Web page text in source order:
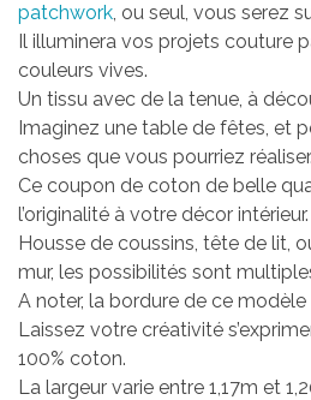
patchwork, ou seul, vous serez
Il illuminera vos projets couture
couleurs vives.
Un tissu avec de la tenue, à
Imaginez une table de fêtes, et
choses que vous pourriez
Ce coupon de coton de belle
l’originalité à votre décor intérieur.
Housse de coussins, tête de lit,
mur, les possibilités sont
A noter, la bordure de ce
Laissez votre créativité
100% coton.
La largeur varie entre 1,17m et